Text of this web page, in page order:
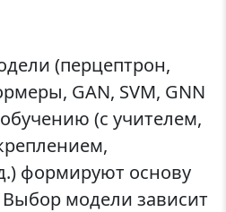
(перцептрон,
GAN, SVM, GNN
(с учителем,
формируют основу
модели зависит